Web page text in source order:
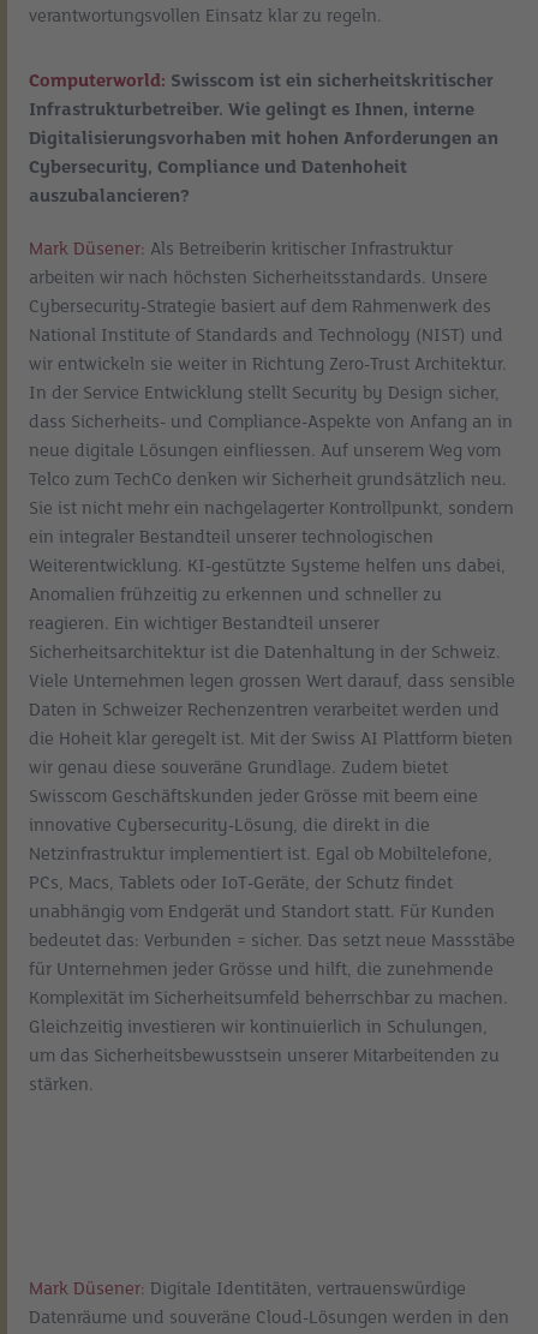
verantwortungsvollen Einsatz klar zu regeln.
Computerworld: Swisscom ist ein sicherheitskritischer
Infrastrukturbetreiber. Wie gelingt es Ihnen, interne
Digitalisierungsvorhaben mit hohen Anforderungen an
Cybersecurity, Compliance und Datenhoheit
auszubalancieren?
Mark Düsener: Als Betreiberin kritischer Infrastruktur
arbeiten wir nach höchsten Sicherheitsstandards. Unsere
Cybersecurity-Strategie basiert auf dem Rahmenwerk des
National Institute of Standards and Technology (NIST) und
wir entwickeln sie weiter in Richtung Zero-Trust Architektur.
In der Service Entwicklung stellt Security by Design sicher,
dass Sicherheits- und Compliance-Aspekte von Anfang an in
neue digitale Lösungen einfliessen. Auf unserem Weg vom
Telco zum TechCo denken wir Sicherheit grundsätzlich neu.
Sie ist nicht mehr ein nachgelagerter Kontrollpunkt, sondern
ein integraler Bestandteil unserer technologischen
Weiterentwicklung. KI-gestützte Systeme helfen uns dabei,
Anomalien frühzeitig zu erkennen und schneller zu
reagieren. Ein wichtiger Bestandteil unserer
Sicherheitsarchitektur ist die Datenhaltung in der Schweiz.
Viele Unternehmen legen grossen Wert darauf, dass sensible
Daten in Schweizer Rechenzentren verarbeitet werden und
die Hoheit klar geregelt ist. Mit der Swiss AI Plattform bieten
wir genau diese souveräne Grundlage. Zudem bietet
Swisscom Geschäftskunden jeder Grösse mit beem eine
innovative Cybersecurity-Lösung, die direkt in die
Netzinfrastruktur implementiert ist. Egal ob Mobiltelefone,
PCs, Macs, Tablets oder IoT-Geräte, der Schutz findet
unabhängig vom Endgerät und Standort statt. Für Kunden
bedeutet das: Verbunden = sicher. Das setzt neue Massstäbe
für Unternehmen jeder Grösse und hilft, die zunehmende
Komplexität im Sicherheitsumfeld beherrschbar zu machen.
Gleichzeitig investieren wir kontinuierlich in Schulungen,
um das Sicherheitsbewusstsein unserer Mitarbeitenden zu
stärken.
Mark Düsener: Digitale Identitäten, vertrauenswürdige
Datenräume und souveräne Cloud-Lösungen werden in den